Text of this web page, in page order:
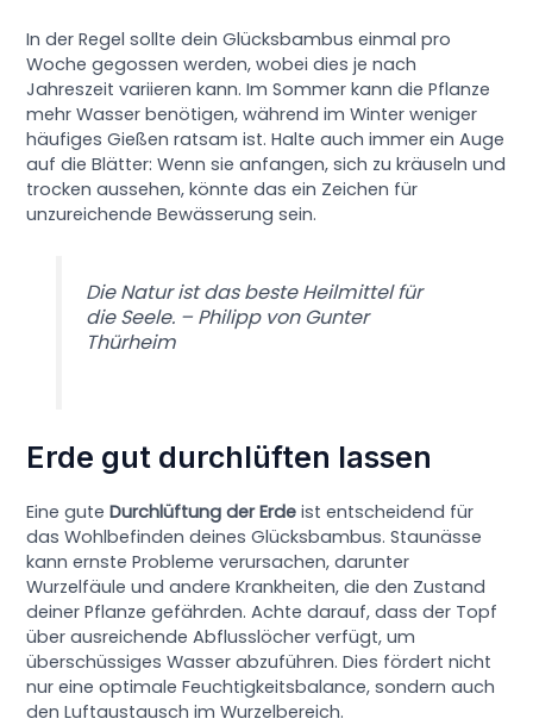
In der Regel sollte dein Glücksbambus einmal pro
Woche gegossen werden, wobei dies je nach
Jahreszeit variieren kann. Im Sommer kann die Pflanze
mehr Wasser benötigen, während im Winter weniger
häufiges Gießen ratsam ist. Halte auch immer ein Auge
auf die Blätter: Wenn sie anfangen, sich zu kräuseln und
trocken aussehen, könnte das ein Zeichen für
unzureichende Bewässerung sein.
Die Natur ist das beste Heilmittel für
die Seele. – Philipp von Gunter
Thürheim
Erde gut durchlüften lassen
Eine guteDurchlüftung der Erde ist entscheidend für
das Wohlbefinden deines Glücksbambus. Staunässe
kann ernste Probleme verursachen, darunter
Wurzelfäule und andere Krankheiten, die den Zustand
deiner Pflanze gefährden. Achte darauf, dass der Topf
über ausreichende Abflusslöcher verfügt, um
überschüssiges Wasser abzuführen. Dies fördert nicht
nur eine optimale Feuchtigkeitsbalance, sondern auch
den Luftaustausch im Wurzelbereich.